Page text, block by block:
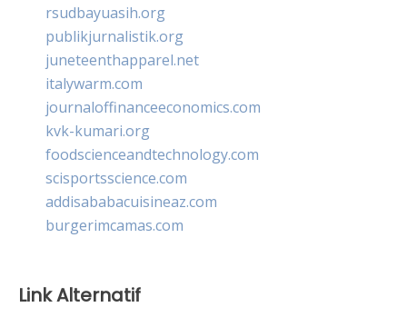
rsudbayuasih.org
publikjurnalistik.org
juneteenthapparel.net
italywarm.com
journaloffinanceeconomics.com
kvk-kumari.org
foodscienceandtechnology.com
scisportsscience.com
addisababacuisineaz.com
burgerimcamas.com
Link Alternatif